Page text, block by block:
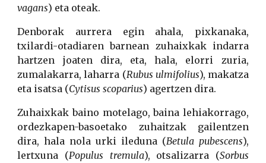
vagans) eta oteak.
Denborak aurrera egin ahala, pixkanaka,
txilardi-otadiaren barnean zuhaixkak indarra
hartzen joaten dira, eta, hala, elorri zuria,
zumalakarra, laharra (Rubus ulmifolius), makatza
eta isatsa (Cytisus scoparius) agertzen dira.
Zuhaixkak baino motelago, baina lehiakorrago,
ordezkapen-basoetako zuhaitzak gailentzen
dira, hala nola urki ileduna (Betula pubescens),
lertxuna (Populus tremula), otsalizarra (Sorbus